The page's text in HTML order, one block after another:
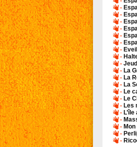
-
-
-
-
-
-
-
-
-
- La
- La
- La
- Le
- Le
- Les
-
-
-
-
-